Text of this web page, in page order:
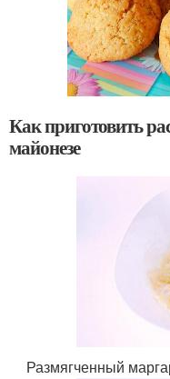
Как приготовить
майонезе
Размягченный